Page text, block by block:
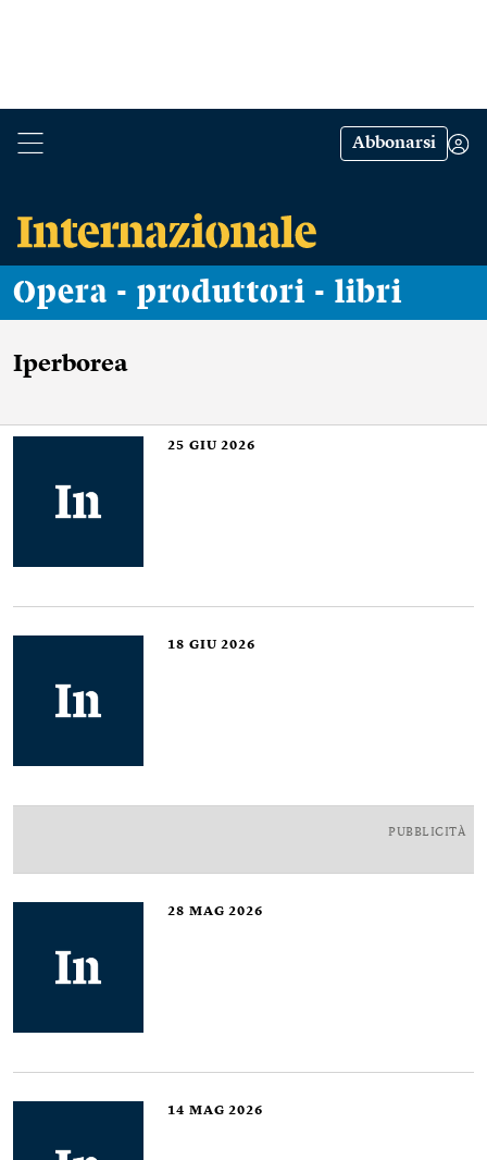
Abbonarsi
Opera - produttori - libri
Iperborea
25 GIU 2026
18 GIU 2026
PUBBLICITÀ
28 MAG 2026
14 MAG 2026